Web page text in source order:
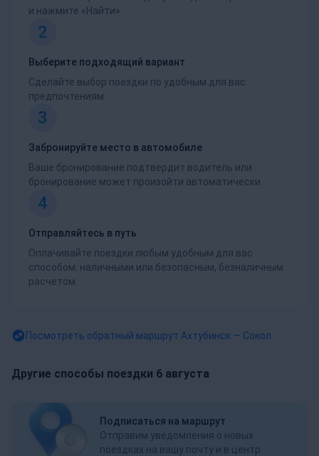
и нажмите «Найти».
2
Выберите подходящий вариант
Сделайте выбор поездки по удобным для вас
предпочтениям.
3
Забронируйте место в автомобиле
Ваше бронирование подтвердит водитель или
бронирование может произойти автоматически.
4
Отправляйтесь в путь
Оплачивайте поездки любым удобным для вас
способом: наличными или безопасным, безналичным
расчетом.
Посмотреть обратный маршрут Ахтубинск — Сокол
Другие способы поездки 6 августа
Подписаться на маршрут
Отправим уведомления о новых
поездках на вашу почту и в центр